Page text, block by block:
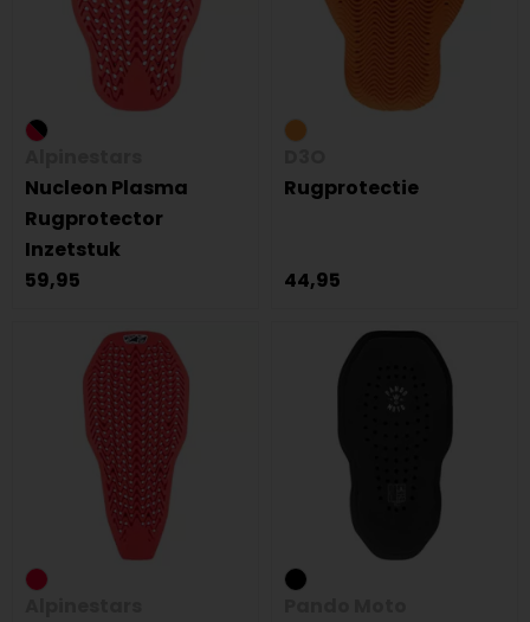
Nucleon Plasma
Rugprotector
Inzetstuk
59,95
Rugprotectie
44,95